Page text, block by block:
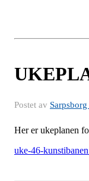
Postet av
Her er ukeplanen
uke-46-